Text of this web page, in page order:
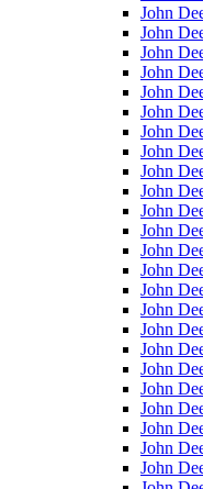
John
John
John
John
John
John
John
John
John
John
John
John
John
John
John
John
John
John
John
John
John
John
John
John